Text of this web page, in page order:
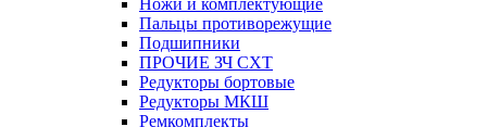
Ножи и комплектующие
Пальцы противорежущие
Подшипники
ПРОЧИЕ ЗЧ СХТ
Редукторы бортовые
Редукторы МКШ
Ремкомплекты